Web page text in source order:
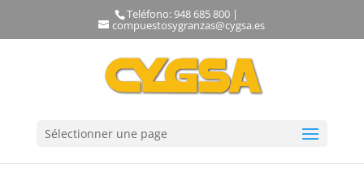
Teléfono: 948 685 800 |
compuestosygranzas@cygsa.es
Sélectionner une page